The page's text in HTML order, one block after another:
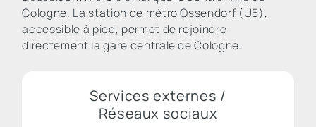
Cologne. La station de métro Ossendorf (U5),
accessible à pied, permet de rejoindre
directement la gare centrale de Cologne.
Services externes /
Réseaux sociaux